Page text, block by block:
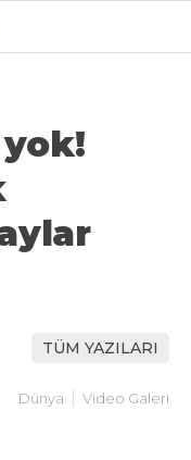
21.3°
VAN
TÜM YAZILARI
Dünya Video Galeri